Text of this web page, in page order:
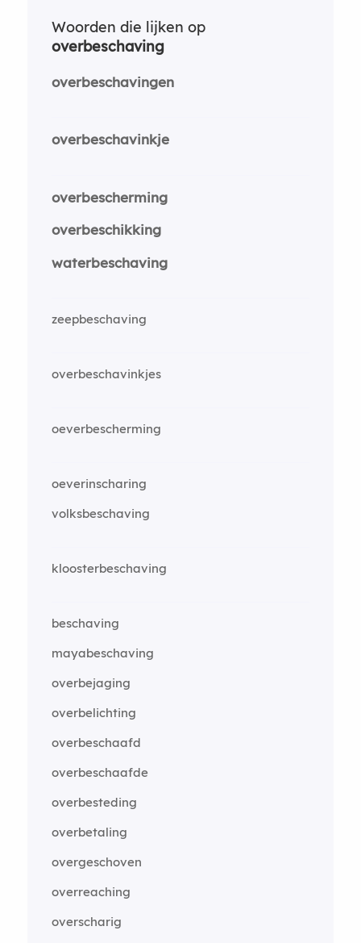
Woorden die lijken op
overbeschaving
overbeschavingen
overbeschavinkje
overbescherming
overbeschikking
waterbeschaving
zeepbeschaving
overbeschavinkjes
oeverbescherming
oeverinscharing
volksbeschaving
kloosterbeschaving
beschaving
mayabeschaving
overbejaging
overbelichting
overbeschaafd
overbeschaafde
overbesteding
overbetaling
overgeschoven
overreaching
overscharig